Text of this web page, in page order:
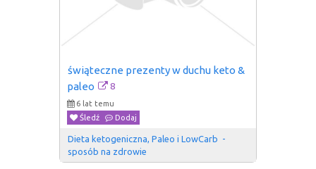
świąteczne prezenty w duchu keto &
paleo
8
6 lat temu
Śledź
Dodaj
Dieta ketogeniczna, Paleo i LowCarb  -
sposób na zdrowie